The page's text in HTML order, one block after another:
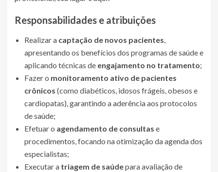
Responsabilidades e atribuições
Realizar a captação de novos pacientes,
apresentando os benefícios dos programas de saúde e
aplicando técnicas de engajamento no tratamento;
Fazer o monitoramento ativo de pacientes
crônicos (como diabéticos, idosos frágeis, obesos e
cardiopatas), garantindo a aderência aos protocolos
de saúde;
Efetuar o agendamento de consultas e
procedimentos, focando na otimização da agenda dos
especialistas;
Executar a triagem de saúdepara avaliação de